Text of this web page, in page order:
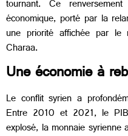
tournant. Ce
économique, porté par la
une priorité affichée par le
Charaa.
Une économie à
Le conflit syrien a
Entre 2010 et 2021, le
explosé, la monnaie syrienne